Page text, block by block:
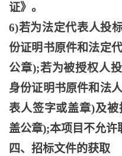
证》。
6)若为法定代表人投
份证明书原件和法定
公章);若为被授权人
身份证明书原件和法
表人签字或盖章)及
盖公章);本项目不允许
四、招标文件的获取